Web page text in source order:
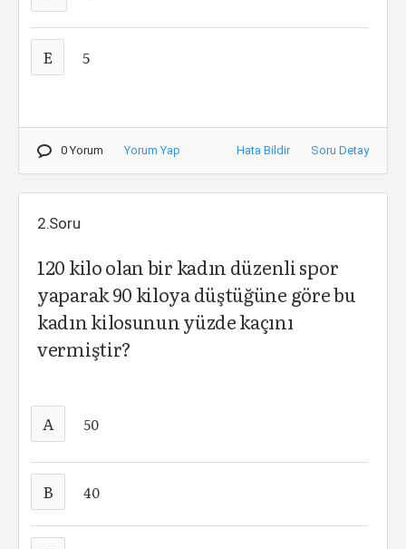
E 5
0 Yorum Yorum Yap Hata Bildir Soru Detay
2.Soru
120 kilo olan bir kadın düzenli spor
yaparak 90 kiloya düştüğüne göre bu
kadın kilosunun yüzde kaçını
vermiştir?
A 50
B 40